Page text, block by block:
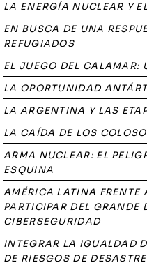
LA ENERGÍA NUCLEAR Y
EN BUSCA DE UNA
REFUGIADOS
EL JUEGO DEL CALAMAR:
LA OPORTUNIDAD
LA ARGENTINA Y LAS
LA CAÍDA DE LOS
ARMA NUCLEAR: EL
ESQUINA
AMÉRICA LATINA FRENTE
PARTICIPAR DEL
CIBERSEGURIDAD
INTEGRAR LA IGUALDAD
DE RIESGOS DE